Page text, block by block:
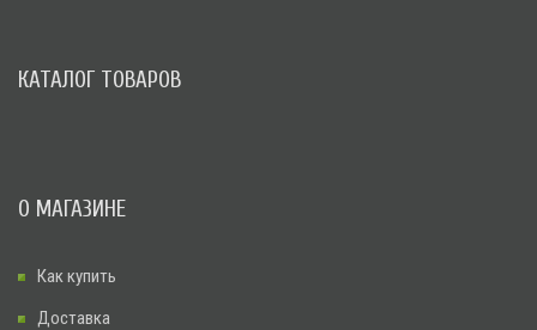
КАТАЛОГ ТОВАРОВ
О МАГАЗИНЕ
Как купить
Доставка